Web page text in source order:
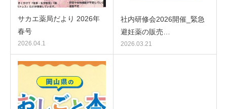
サカエ薬局だより 2026年
春号
2026.04.1
社内研修会2026開催_緊急
避妊薬の販売…
2026.03.21